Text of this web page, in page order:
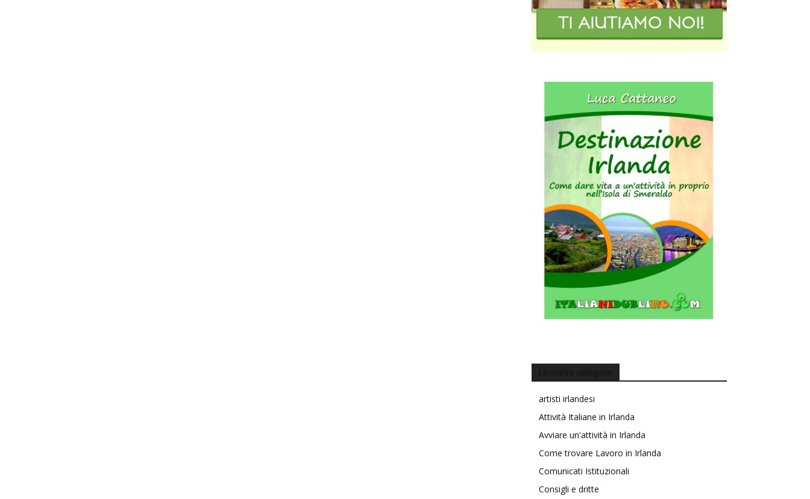
artisti irlandesi
Attività Italiane in Irlanda
Avviare un'attività in Irlanda
Come trovare Lavoro in Irlanda
Comunicati Istituzionali
Consigli e dritte